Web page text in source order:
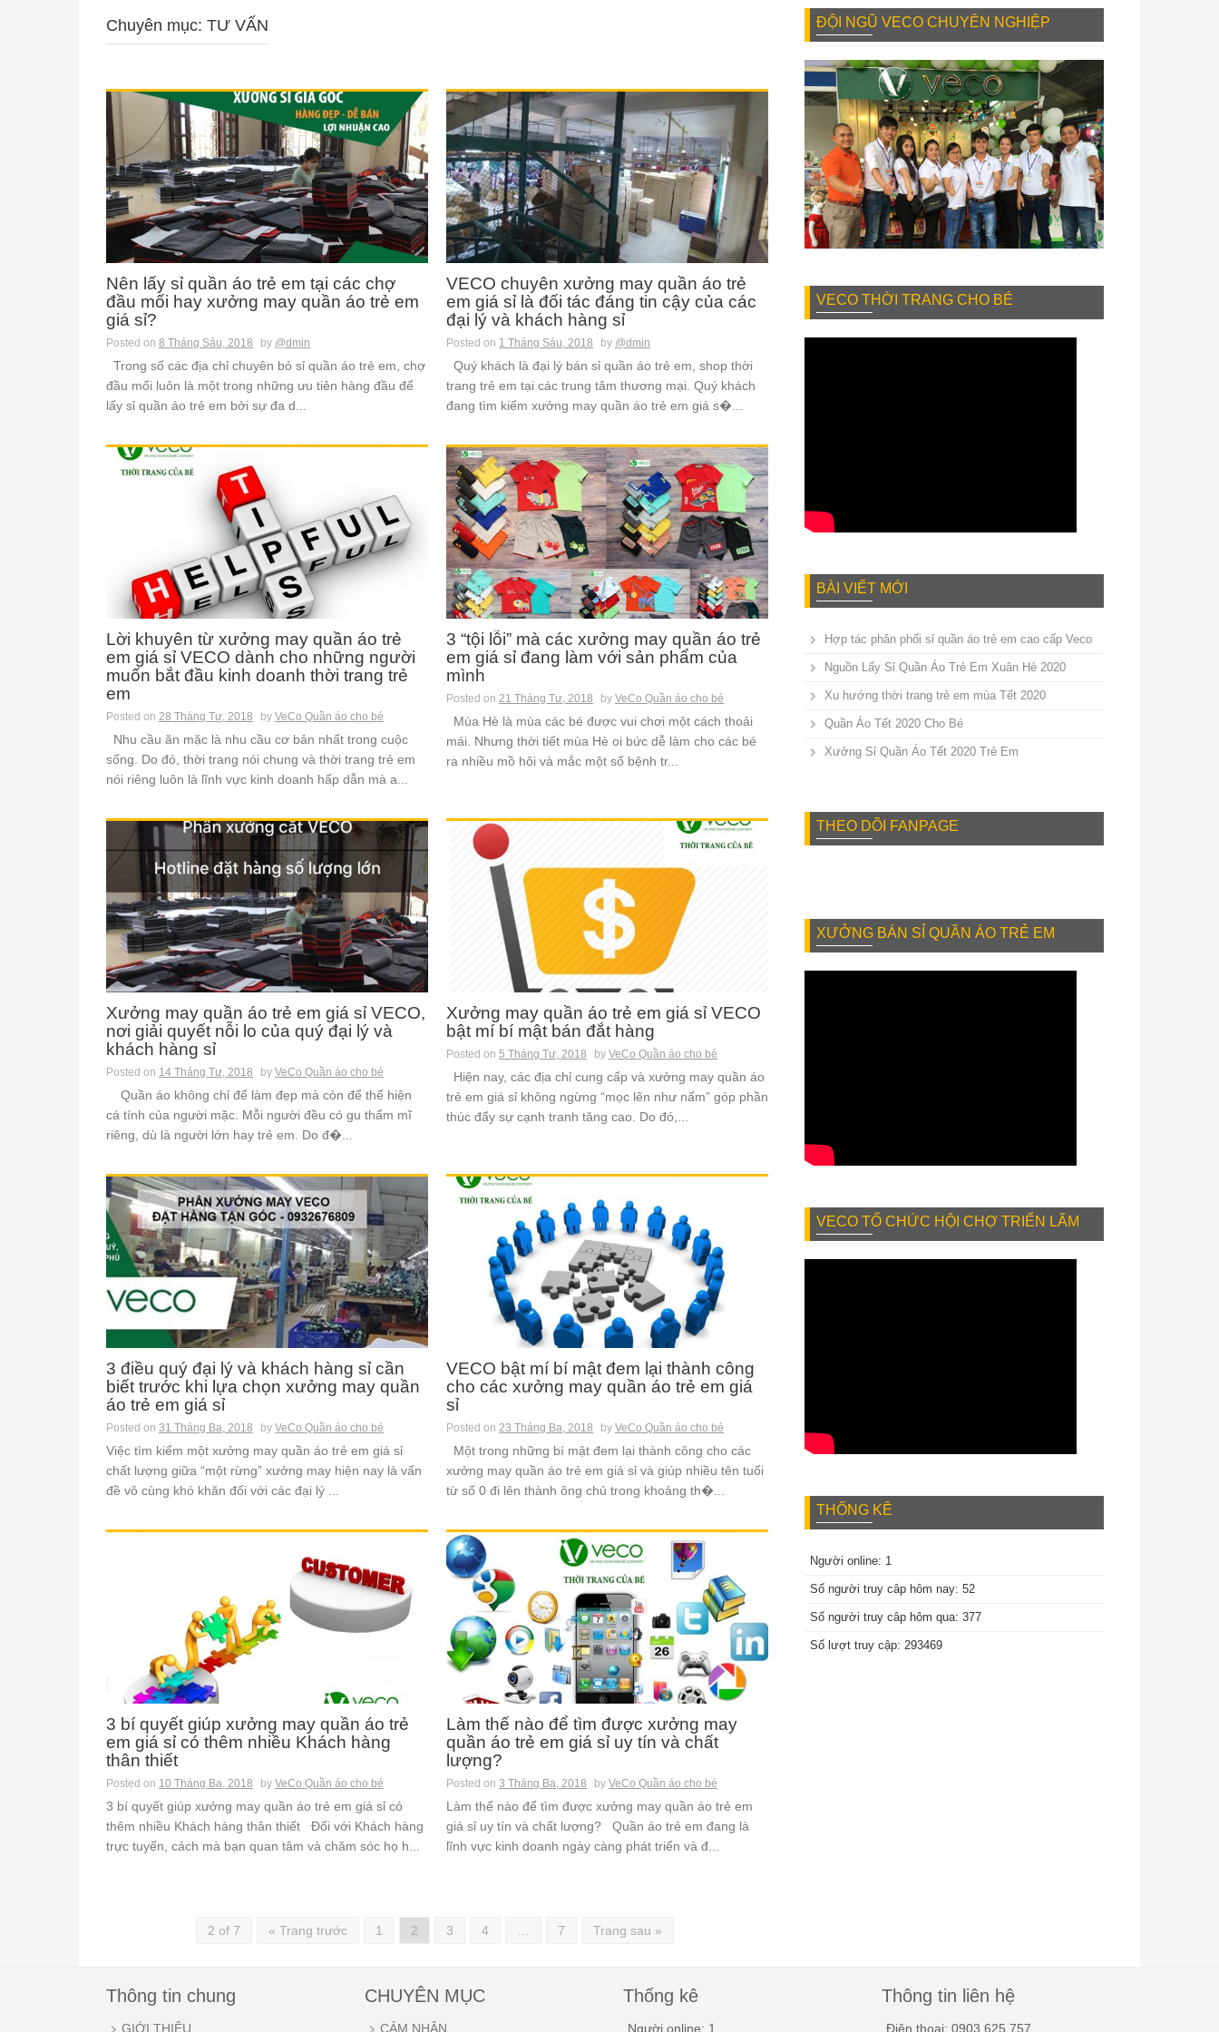
Chuyên mục: TƯ VẤN
Nên lấy sỉ quần áo trẻ em tại các chợ
đầu mối hay xưởng may quần áo trẻ em
giá sỉ?
Posted on 8 Tháng Sáu, 2018 by @dmin
Trong số các địa chỉ chuyên bỏ sỉ quần áo trẻ em, chợ
đầu mối luôn là một trong những ưu tiên hàng đầu để
lấy sỉ quần áo trẻ em bởi sự đa d...
VECO chuyên xưởng may quần áo trẻ
em giá sỉ là đối tác đáng tin cậy của các
đại lý và khách hàng sỉ
Posted on 1 Tháng Sáu, 2018 by @dmin
Quý khách là đại lý bán sỉ quần áo trẻ em, shop thời
trang trẻ em tại các trung tâm thương mại. Quý khách
đang tìm kiếm xưởng may quần áo trẻ em giá s�...
Lời khuyên từ xưởng may quần áo trẻ
em giá sỉ VECO dành cho những người
muốn bắt đầu kinh doanh thời trang trẻ
em
Posted on 28 Tháng Tư, 2018 by VeCo Quần áo cho bé
Nhu cầu ăn mặc là nhu cầu cơ bản nhất trong cuộc
sống. Do đó, thời trang nói chung và thời trang trẻ em
nói riêng luôn là lĩnh vực kinh doanh hấp dẫn mà a...
3 “tội lỗi” mà các xưởng may quần áo trẻ
em giá sỉ đang làm với sản phẩm của
mình
Posted on 21 Tháng Tư, 2018 by VeCo Quần áo cho bé
Mùa Hè là mùa các bé được vui chơi một cách thoải
mái. Nhưng thời tiết mùa Hè oi bức dễ làm cho các bé
ra nhiều mồ hôi và mắc một số bệnh tr...
Xưởng may quần áo trẻ em giá sỉ VECO,
nơi giải quyết nỗi lo của quý đại lý và
khách hàng sỉ
Posted on 14 Tháng Tư, 2018 by VeCo Quần áo cho bé
Quần áo không chỉ để làm đẹp mà còn để thể hiện
cá tính của người mặc. Mỗi người đều có gu thẩm mĩ
riêng, dù là người lớn hay trẻ em. Do đ�...
Xưởng may quần áo trẻ em giá sỉ VECO
bật mí bí mật bán đắt hàng
Posted on 5 Tháng Tư, 2018 by VeCo Quần áo cho bé
Hiện nay, các địa chỉ cung cấp và xưởng may quần áo
trẻ em giá sỉ không ngừng “mọc lên như nấm” góp phần
thúc đẩy sự cạnh tranh tăng cao. Do đó,...
3 điều quý đại lý và khách hàng sỉ cần
biết trước khi lựa chọn xưởng may quần
áo trẻ em giá sỉ
Posted on 31 Tháng Ba, 2018 by VeCo Quần áo cho bé
Việc tìm kiếm một xưởng may quần áo trẻ em giá sỉ
chất lượng giữa “một rừng” xưởng may hiện nay là vấn
đề vô cùng khó khăn đối với các đại lý ...
VECO bật mí bí mật đem lại thành công
cho các xưởng may quần áo trẻ em giá
sỉ
Posted on 23 Tháng Ba, 2018 by VeCo Quần áo cho bé
Một trong những bí mật đem lại thành công cho các
xưởng may quần áo trẻ em giá sỉ và giúp nhiều tên tuổi
từ số 0 đi lên thành ông chủ trong khoảng th�...
3 bí quyết giúp xưởng may quần áo trẻ
em giá sỉ có thêm nhiều Khách hàng
thân thiết
Posted on 10 Tháng Ba, 2018 by VeCo Quần áo cho bé
3 bí quyết giúp xưởng may quần áo trẻ em giá sỉ có
thêm nhiều Khách hàng thân thiết Đối với Khách hàng
trực tuyến, cách mà bạn quan tâm và chăm sóc họ h...
Làm thế nào để tìm được xưởng may
quần áo trẻ em giá sỉ uy tín và chất
lượng?
Posted on 3 Tháng Ba, 2018 by VeCo Quần áo cho bé
Làm thế nào để tìm được xưởng may quần áo trẻ em
giá sỉ uy tín và chất lượng? Quần áo trẻ em đang là
lĩnh vực kinh doanh ngày càng phát triển và đ...
2 of 7 « Trang trước 1 2 3 4 7 Trang sau »
ĐỘI NGŨ VECO CHUYÊN NGHIỆP
VECO THỜI TRANG CHO BÉ
BÀI VIẾT MỚI
Hợp tác phân phối sỉ quần áo trẻ em cao cấp Veco
Nguồn Lấy Sỉ Quần Áo Trẻ Em Xuân Hè 2020
Xu hướng thời trang trẻ em mùa Tết 2020
Quần Áo Tết 2020 Cho Bé
Xưởng Sỉ Quần Áo Tết 2020 Trẻ Em
THEO DÕI FANPAGE
XƯỞNG BÁN SỈ QUẦN ÁO TRẺ EM
VECO TỔ CHỨC HỘI CHỢ TRIỂN LÃM
THỐNG KÊ
Người online: 1
Số người truy câp hôm nay: 52
Số người truy câp hôm qua: 377
Số lượt truy cập: 293469
Thông tin chung
GIỚI THIỆU
CHUYÊN MỤC
CẢM NHẬN
Thống kê
Người online: 1
Thông tin liên hệ
Điện thoại: 0903.625.757